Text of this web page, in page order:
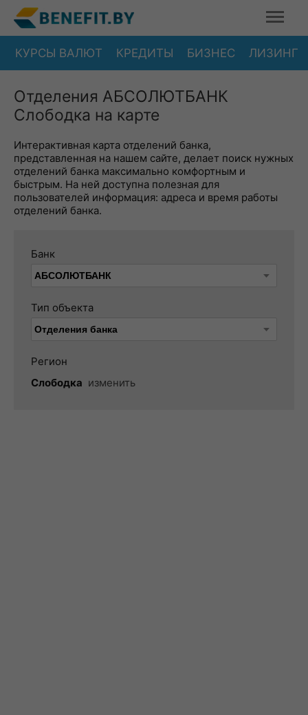
КУРСЫ ВАЛЮТ КРЕДИТЫ БИЗНЕС ЛИЗИНГ
Отделения АБСОЛЮТБАНК
Слободка на карте
Интерактивная карта отделений банка,
представленная на нашем сайте, делает поиск нужных
отделений банка максимально комфортным и
быстрым. На ней доступна полезная для
пользователей информация: адреса и время работы
отделений банка.
Банк
Тип объекта
Регион
Слободка изменить